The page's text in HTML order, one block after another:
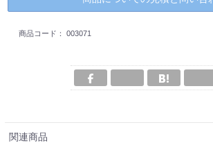
商品コード： 003071
関連商品